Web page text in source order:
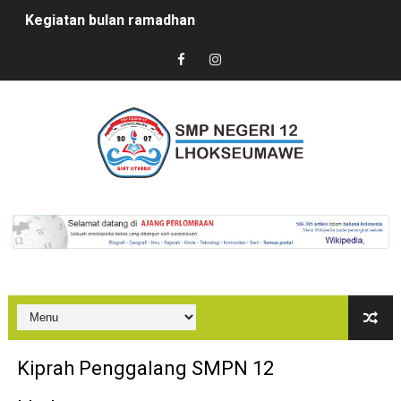
Kegiatan bulan ramadhan
Sertijab Kepsek SMPN 12 Lhokseumawe
Marhaban Ya Ramadhan
PUASA BISA JADI OBAT?
In House Training (IHT) SMPN 12 Lhokseumawe
Bazaar di SMKN 2 Lhokseumawe
PenDulas 1 Membahana
Kegiatan Proyek Penguatan Profil Pelajar Pancasila
Kiprah Penggalang SMPN 12